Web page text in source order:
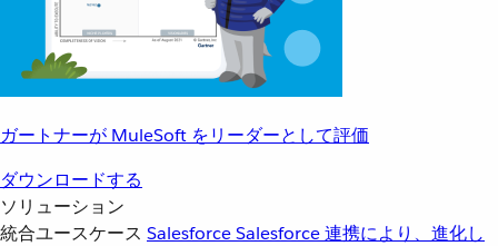
ガートナーが MuleSoft をリーダーとして評価
ダウンロードする
ソリューション
統合ユースケース SalesforceSalesforce 連携により、進化し